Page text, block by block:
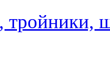
тройники,